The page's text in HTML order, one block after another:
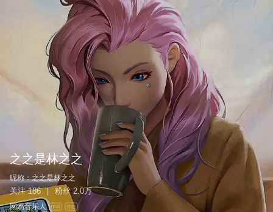
之之是林之之
昵称：之之是林之之
关注 186 粉丝 2.0万
网易音乐人 作词 作曲